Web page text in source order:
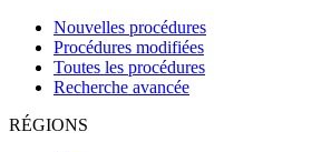
Nouvelles procédures
Procédures modifiées
Toutes les procédures
Recherche avancée
RÉGIONS